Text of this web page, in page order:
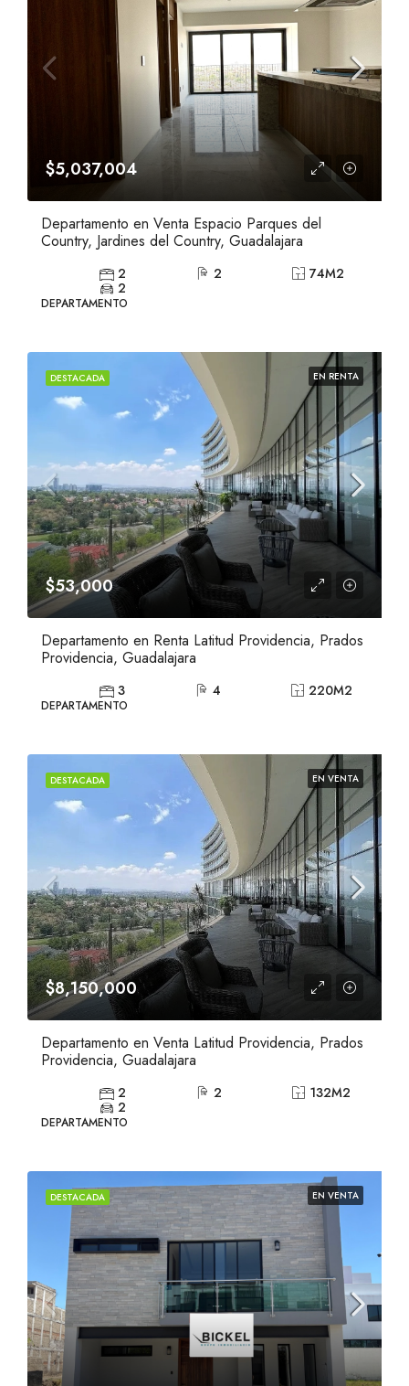
$5,037,004
Departamento en Venta Espacio Parques del
Country, Jardines del Country, Guadalajara
2 2 74M2
2
DEPARTAMENTO
DESTACADA EN RENTA
$53,000
Departamento en Renta Latitud Providencia, Prados
Providencia, Guadalajara
3 4 220M2
DEPARTAMENTO
DESTACADA EN VENTA
$8,150,000
Departamento en Venta Latitud Providencia, Prados
Providencia, Guadalajara
2 2 132M2
2
DEPARTAMENTO
DESTACADA EN VENTA